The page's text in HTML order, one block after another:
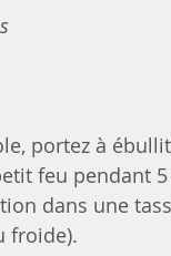
portez à
feu pendant
dans une
froide).